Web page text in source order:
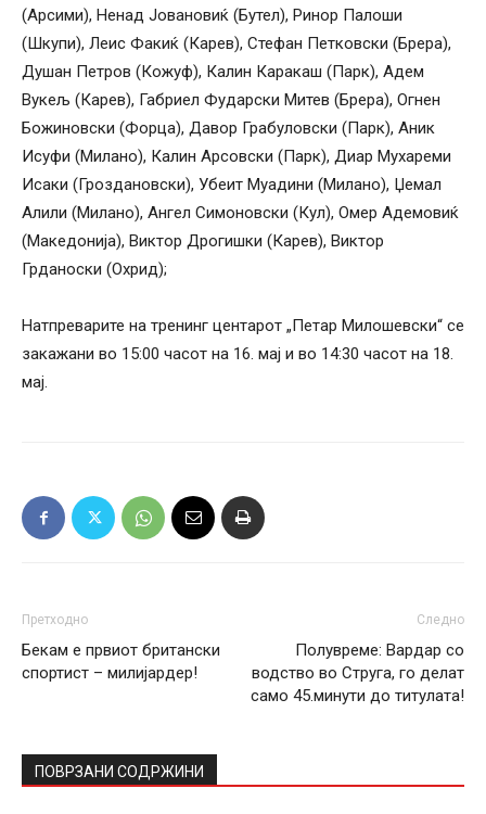
(Арсими), Ненад Јовановиќ (Бутел), Ринор Палоши
(Шкупи), Леис Факиќ (Карев), Стефан Петковски (Брера),
Душан Петров (Кожуф), Калин Каракаш (Парк), Адем
Вукељ (Карев), Габриел Фударски Митев (Брера), Огнен
Божиновски (Форца), Давор Грабуловски (Парк), Аник
Исуфи (Милано), Калин Арсовски (Парк), Диар Мухареми
Исаки (Гроздановски), Убеит Муадини (Милано), Џемал
Алили (Милано), Ангел Симоновски (Кул), Омер Адемовиќ
(Македонија), Виктор Дрогишки (Карев), Виктор
Грданоски (Охрид);
Натпреварите на тренинг центарот „Петар Милошевски“ се
закажани во 15:00 часот на 16. мај и во 14:30 часот на 18.
мај.
Претходно
Бекам е првиот британски
спортист – милијардер!
Следно
Полувреме: Вардар со
водство во Струга, го делат
само 45.минути до титулата!
ПОВРЗАНИ СОДРЖИНИ